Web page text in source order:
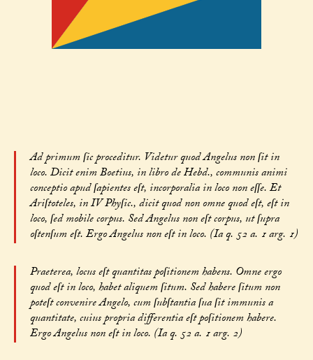
Ad primum ſic proceditur. Videtur quod Angelus non ſit in
loco. Dicit enim Boetius, in libro de Hebd., communis animi
conceptio apud ſapientes eſt, incorporalia in loco non eſſe. Et
Ariſtoteles, in IV Phyſic., dicit quod non omne quod eſt, eſt in
loco, ſed mobile corpus. Sed Angelus non eſt corpus, ut ſupra
oſtenſum eſt. Ergo Angelus non eſt in loco. (Ia q. 52 a. 1 arg. 1)
Praeterea, locus eſt quantitas poſitionem habens. Omne ergo
quod eſt in loco, habet aliquem ſitum. Sed habere ſitum non
poteſt convenire Angelo, cum ſubſtantia ſua ſit immunis a
quantitate, cuius propria differentia eſt poſitionem habere.
Ergo Angelus non eſt in loco. (Ia q. 52 a. 1 arg. 2)